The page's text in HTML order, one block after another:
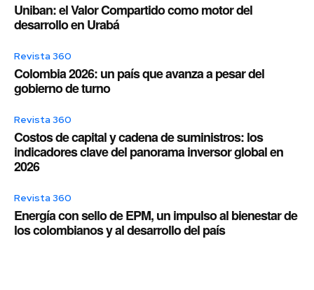
Uniban: el Valor Compartido como motor del
desarrollo en Urabá
Revista 360
Colombia 2026: un país que avanza a pesar del
gobierno de turno
Revista 360
Costos de capital y cadena de suministros: los
indicadores clave del panorama inversor global en
2026
Revista 360
Energía con sello de EPM, un impulso al bienestar de
los colombianos y al desarrollo del país